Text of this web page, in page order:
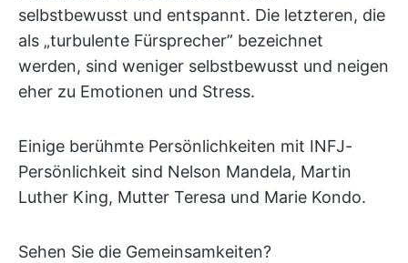
selbstbewusst und entspannt. Die letzteren, die
als „turbulente Fürsprecher” bezeichnet
werden, sind weniger selbstbewusst und neigen
eher zu Emotionen und Stress.
Einige berühmte Persönlichkeiten mit INFJ-
Persönlichkeit sind Nelson Mandela, Martin
Luther King, Mutter Teresa und Marie Kondo.
Sehen Sie die Gemeinsamkeiten?